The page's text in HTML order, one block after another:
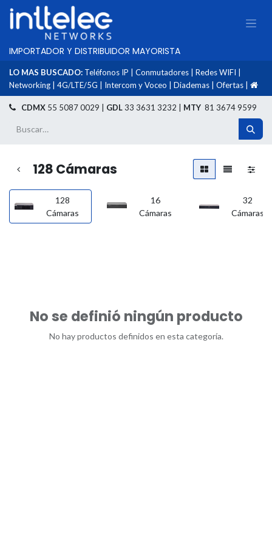
IMPORTADOR Y DISTRIBUIDOR MAYORISTA
LO MAS BUSCADO: Teléfonos IP Conmutadores Redes WIFI
Networking
4G/LTE/5G Intercom y Voceo Diademas Ofertas
CDMX 55 5087 0029 | GDL33 3631 3232 | MTY 81 3674 9599
128 Cámaras
128
Cámaras
16
Cámaras
32
Cámaras
No se definió ningún producto
No hay productos definidos en esta categoría.